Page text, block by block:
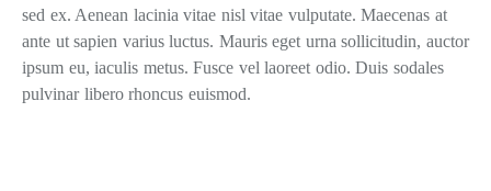
sed ex. Aenean lacinia vitae nisl vitae vulputate. Maecenas at
ante ut sapien varius luctus. Mauris eget urna sollicitudin, auctor
ipsum eu, iaculis metus. Fusce vel laoreet odio. Duis sodales
pulvinar libero rhoncus euismod.